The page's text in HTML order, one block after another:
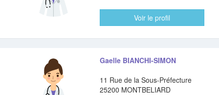
Voir le profil
Gaelle BIANCHI-SIMON
11 Rue de la Sous-Préfecture
25200 MONTBELIARD